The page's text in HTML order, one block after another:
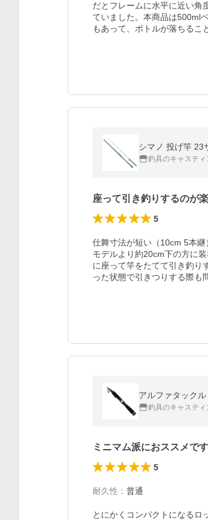
だとフレームに水平に近い角
ていました。本商品は500ml
もあって、ボトルが落ちるこ
シマノ 投げ竿 23
釣具のキャステ
座って引き釣りするのが楽
5
仕舞寸法が短い（10cm 5本
モデルより約20cm下の方に
に座って竿をたてて引き釣り
った状態で引きつりする際も
アルファタック
釣具のキャステ
ミニマム派におススメです
5
耐久性 ： 普通
とにかくコンパクトになるロ